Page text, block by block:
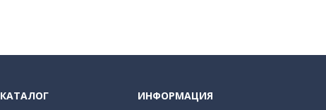
КАТАЛОГ ИНФОРМАЦИЯ